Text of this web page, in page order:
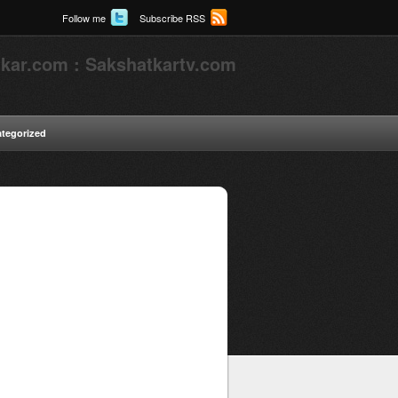
Follow me Subscribe RSS
: Sakshatkartv.com